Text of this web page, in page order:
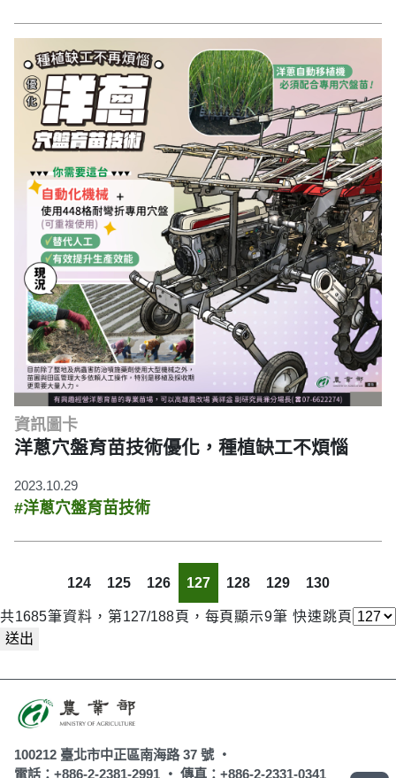
資訊圖卡
洋蔥穴盤育苗技術優化，種植缺工不煩惱
2023.10.29
#洋蔥穴盤育苗技術
124 125 126 127 128 129 130
共1685筆資料，第127/188頁，每頁顯示9筆 快速跳頁
送出
100212 臺北市中正區南海路 37 號 ‧
電話：+886-2-2381-2991 ‧ 傳真：+886-2-2331-0341